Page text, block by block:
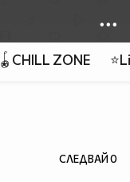
🪀CHILL ZONE
СЛЕДВАЙ0